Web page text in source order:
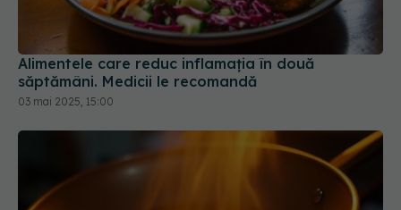
Alimentele care reduc inflamația în două
săptămâni. Medicii le recomandă
03 mai 2025, 15:00